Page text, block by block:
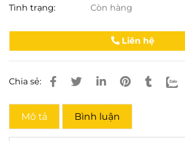
Tình trạng: Còn hàng
Liên hệ
Chia sẻ:
Mô tả Bình luận